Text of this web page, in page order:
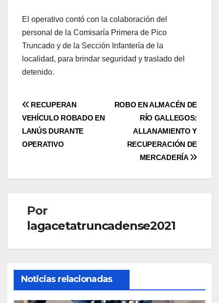
El operativo contó con la colaboración del
personal de la Comisaría Primera de Pico
Truncado y de la Sección Infantería de la
localidad, para brindar seguridad y traslado del
detenido.
Navegación
de
entradas
ROBO EN ALMACÉN DE
RÍO GALLEGOS:
ALLANAMIENTO Y
RECUPERACIÓN DE
MERCADERÍA
RECUPERAN
VEHÍCULO ROBADO EN
LANÚS DURANTE
OPERATIVO
Por
lagacetatruncadense2021
Noticias relacionadas